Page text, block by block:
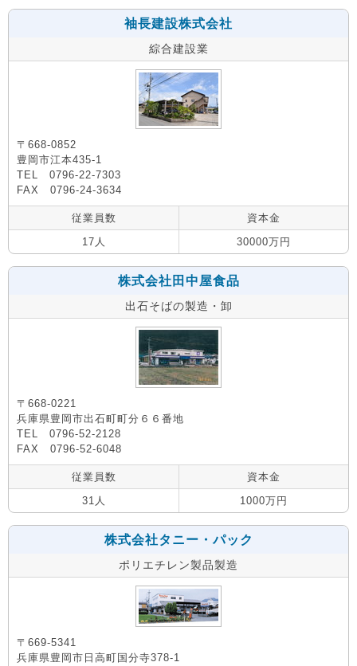
袖長建設株式会社
綜合建設業
〒668-0852
豊岡市江本435-1
TEL 0796-22-7303
FAX 0796-24-3634
従業員数
資本金
17人
30000万円
株式会社田中屋食品
出石そばの製造・卸
〒668-0221
兵庫県豊岡市出石町町分６６番地
TEL 0796-52-2128
FAX 0796-52-6048
従業員数
資本金
31人
1000万円
株式会社タニー・パック
ポリエチレン製品製造
〒669-5341
兵庫県豊岡市日高町国分寺378-1